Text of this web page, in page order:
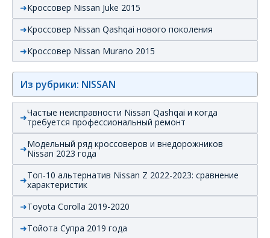
Кроссовер Nissan Juke 2015
Кроссовер Nissan Qashqai нового поколения
Кроссовер Nissan Murano 2015
Из рубрики: NISSAN
Частые неисправности Nissan Qashqai и когда
требуется профессиональный ремонт
Модельный ряд кроссоверов и внедорожников
Nissan 2023 года
Топ-10 альтернатив Nissan Z 2022-2023: сравнение
характеристик
Toyota Corolla 2019-2020
Тойота Супра 2019 года